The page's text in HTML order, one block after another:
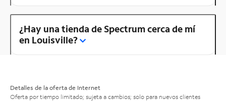
¿Hay una tienda de Spectrum cerca de mí
en Louisville?
Detalles de la oferta de Internet
Oferta por tiempo limitado; sujeta a cambios; solo para nuevos clientes